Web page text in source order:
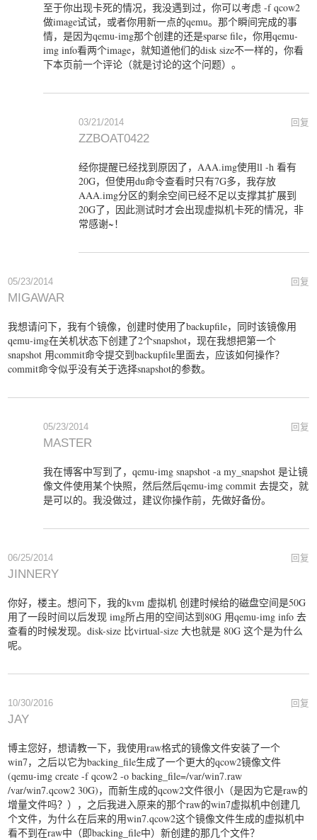
至于你出现卡死的情况，我没遇到过，你可以考虑 -f qcow2
做image试试，或者你用新一点的qemu。那个瞬间完成的事
情，是因为qemu-img那个创建的还是sparse file，你用qemu-
img info看两个image，就知道他们的disk size不一样的，你看
下本页前一个评论（就是讨论的这个问题）。
回复
03/21/2014
ZZBOAT0422
经你提醒已经找到原因了，AAA.img使用ll -h 看有
20G，但使用du命令查看时只有7G多，我存放
AAA.img分区的剩余空间已经不足以支撑其扩展到
20G了，因此测试时才会出现虚拟机卡死的情况，非
常感谢~！
回复
05/23/2014
MIGAWAR
我想请问下，我有个镜像，创建时使用了backupfile，同时该镜像用
qemu-img在关机状态下创建了2个snapshot，现在我想把第一个
snapshot 用commit命令提交到backupfile里面去，应该如何操作？
commit命令似乎没有关于选择snapshot的参数。
回复
05/23/2014
MASTER
我在博客中写到了，qemu-img snapshot -a my_snapshot 是让镜
像文件使用某个快照，然后然后qemu-img commit 去提交，就
是可以的。我没做过，建议你操作前，先做好备份。
回复
06/25/2014
JINNERY
你好，楼主。想问下，我的kvm 虚拟机 创建时候给的磁盘空间是50G
用了一段时间以后发现 img所占用的空间达到80G 用qemu-img info 去
查看的时候发现。disk-size 比virtual-size 大也就是 80G 这个是为什么
呢。
回复
10/30/2016
JAY
博主您好，想请教一下，我使用raw格式的镜像文件安装了一个
win7，之后以它为backing_file生成了一个更大的qcow2镜像文件
(qemu-img create -f qcow2 -o backing_file=/var/win7.raw
/var/win7.qcow2 30G)，而新生成的qcow2文件很小（是因为它是raw的
增量文件吗？），之后我进入原来的那个raw的win7虚拟机中创建几
个文件，为什么在后来的用win7.qcow2这个镜像文件生成的虚拟机中
看不到在raw中（即backing_file中）新创建的那几个文件？